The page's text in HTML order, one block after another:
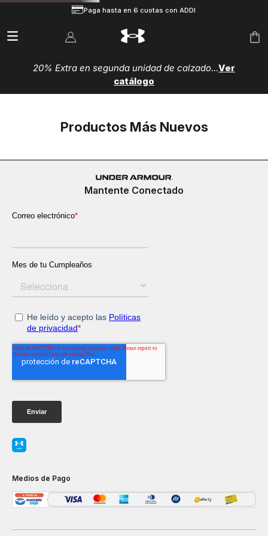
Paga hasta en 6 cuotas con ADDI
20% Extra en segunda unidad de calzado...Ver
catálogo
Productos Más Nuevos
Mantente Conectado
Medios de Pago